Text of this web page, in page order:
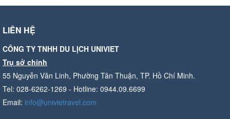
LIÊN HỆ
CÔNG TY TNHH DU LỊCH UNIVIET
Trụ sở chính
55 Nguyễn Văn Linh, Phường Tân Thuận, TP. Hồ Chí Minh.
Tel: 028-6262-1269 - Hotline: 0944.09.6699
Email: info@univietravel.com